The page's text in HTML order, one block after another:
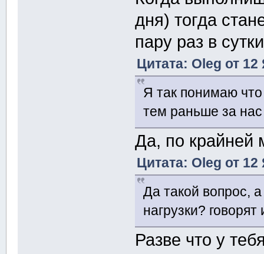
дня) тогда
пару раз в
Цитата: Oleg от
Я так понимаю
тем раньше за
Да, по крайней
Цитата: Oleg от
Да такой вопрос,
нагрузки?
Разве что у